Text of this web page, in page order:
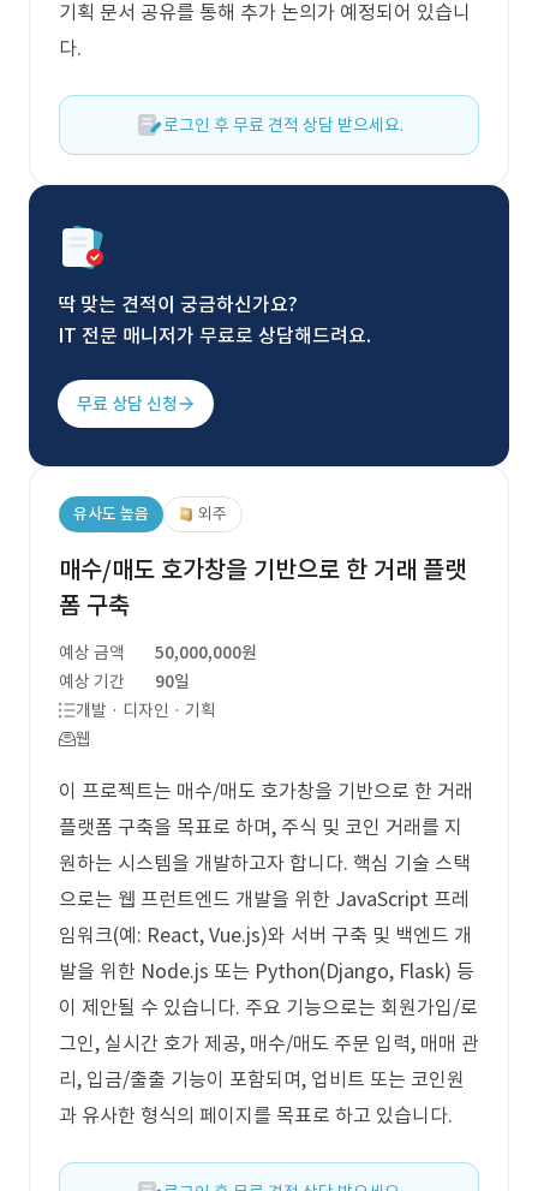
기획 문서 공유를 통해 추가 논의가 예정되어 있습니
다.
로그인 후 무료 견적 상담 받으세요.
딱 맞는 견적이 궁금하신가요?
IT 전문 매니저가 무료로 상담해드려요.
무료 상담 신청
유사도 높음 외주
매수/매도 호가창을 기반으로 한 거래 플랫
폼 구축
예상 금액
50,000,000원
예상 기간
90일
개발 · 디자인 · 기획
웹
이 프로젝트는 매수/매도 호가창을 기반으로 한 거래
플랫폼 구축을 목표로 하며, 주식 및 코인 거래를 지
원하는 시스템을 개발하고자 합니다. 핵심 기술 스택
으로는 웹 프런트엔드 개발을 위한 JavaScript 프레
임워크(예: React, Vue.js)와 서버 구축 및 백엔드 개
발을 위한 Node.js 또는 Python(Django, Flask) 등
이 제안될 수 있습니다. 주요 기능으로는 회원가입/로
그인, 실시간 호가 제공, 매수/매도 주문 입력, 매매 관
리, 입금/출출 기능이 포함되며, 업비트 또는 코인원
과 유사한 형식의 페이지를 목표로 하고 있습니다.